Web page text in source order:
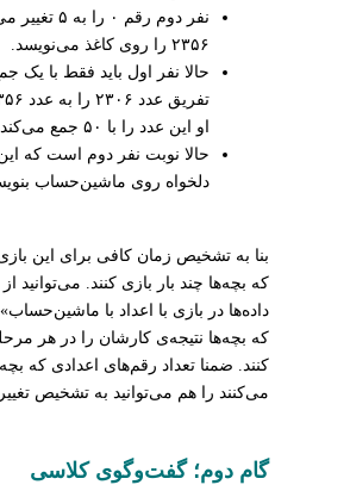
نفر دوم رقم ۰
۲۳۵۶ را روی کاغذ می‌نویسد.
حالا نفر اول باید فقط با یک
او این عدد را با ۵۰ جمع می‌کند.
حالا نوبت نفر دوم است که
دلخواه روی ماشین‌حساب
بنا به تشخیص زمان‌ کافی برای این
که بچه‌ها چند بار بازی کنند. می‌توانید
داده‌ها در بازی با اعداد با ماشین‌حساب»
که بچه‌ها نتیجه‌ی کارشان را در هر
کنند. ضمنا تعداد رقم‌های اعدادی که
می‌کنند را هم می‌توانید به تشخیص تغییر
گام دوم؛ گفت‌وگوی کلاسی